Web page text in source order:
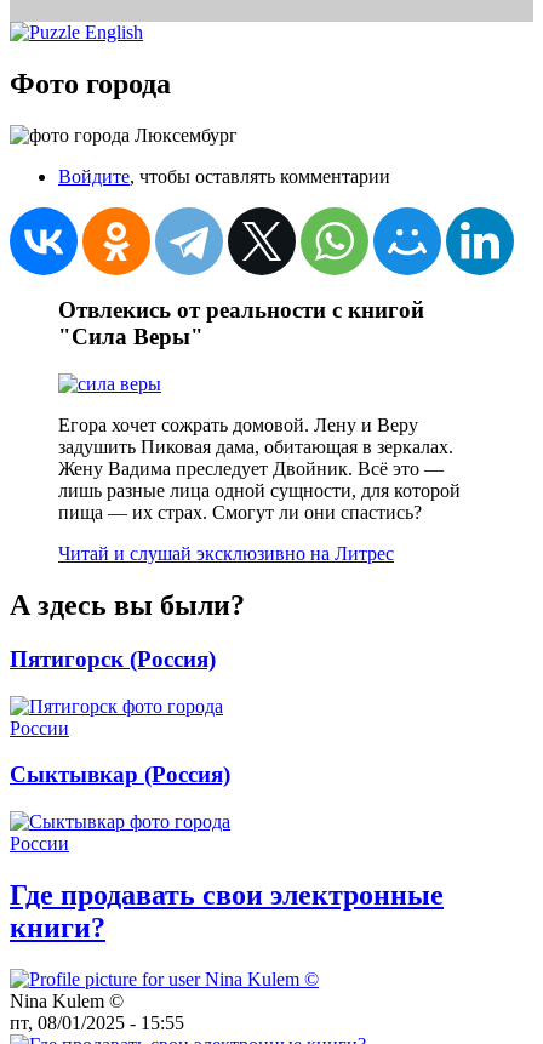
Фото города
Войдите, чтобы оставлять комментарии
Отвлекись от реальности с книгой
"Сила Веры"
Егора хочет сожрать домовой. Лену и Веру
задушить Пиковая дама, обитающая в зеркалах.
Жену Вадима преследует Двойник. Всё это —
лишь разные лица одной сущности, для которой
пища — их страх. Смогут ли они спастись?
Читай и слушай эксклюзивно на Литрес
А здесь вы были?
Пятигорск (Россия)
Сыктывкар (Россия)
Где продавать свои электронные
книги?
Nina Kulem ©️
пт, 08/01/2025 - 15:55